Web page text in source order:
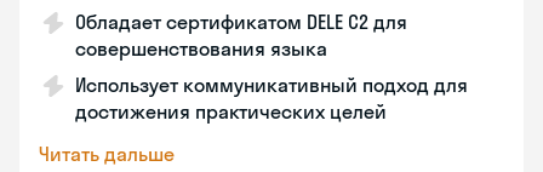
Обладает сертификатом DELE C2 для
совершенствования языка
Использует коммуникативный подход для
достижения практических целей
Читать дальше